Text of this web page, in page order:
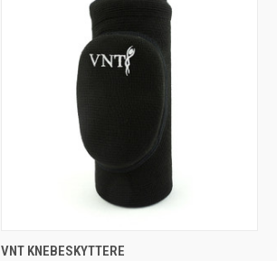
QUICK VIEW
VNT KNEBESKYTTERE